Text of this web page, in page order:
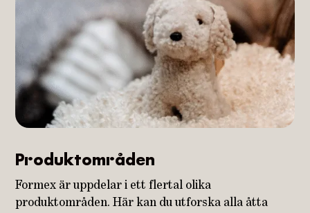
Produktområden
Formex är uppdelar i ett flertal olika
produktområden. Här kan du utforska alla åtta